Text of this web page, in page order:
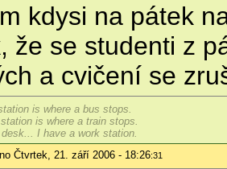
kdysi na pátek
že se studenti z
a cvičení se
is where a bus stops.
is where a train stops.
I have a work station.
Čtvrtek, 21. září 2006 - 18:26:31